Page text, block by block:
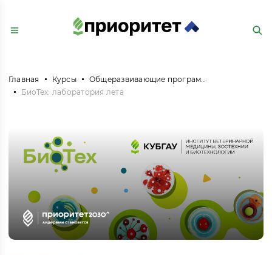
Главная Курсы
Общеразвивающие программы
БиоТех: лаборатория лета